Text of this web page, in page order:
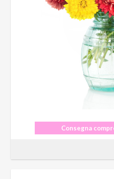
Consegna